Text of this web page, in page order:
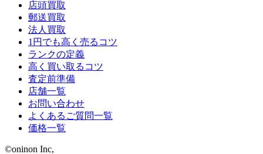
店頭買取
郵送買取
法人買取
1円でも高く売るコツ
ランクの定義
高く買い取るコツ
査定前準備
店舗一覧
お問い合わせ
よくあるご質問一覧
価格一覧
©oninon Inc,